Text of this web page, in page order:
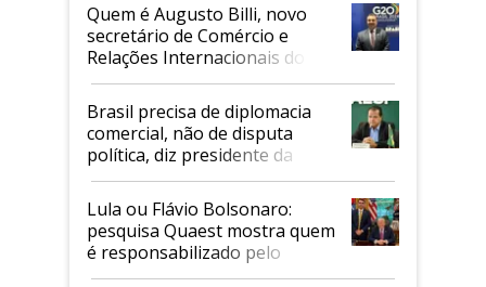
Quem é Augusto Billi, novo
secretário de Comércio e
Relações Internacionais do
Mapa
Brasil precisa de diplomacia
comercial, não de disputa
política, diz presidente da
Faesp
Lula ou Flávio Bolsonaro:
pesquisa Quaest mostra quem
é responsabilizado pelo
tarifaço dos EUA